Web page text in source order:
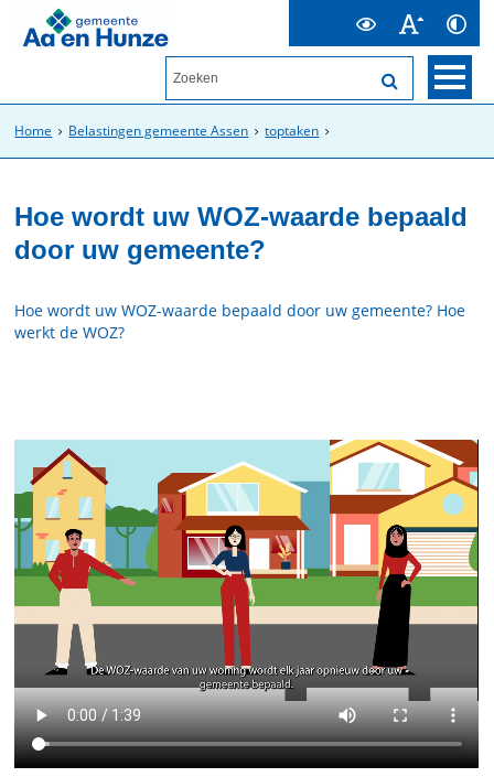
Home Belastingen gemeente Assen toptaken
Hoe wordt uw WOZ-waarde bepaald
door uw gemeente?
Hoe wordt uw WOZ-waarde bepaald door uw gemeente? Hoe
werkt de WOZ?